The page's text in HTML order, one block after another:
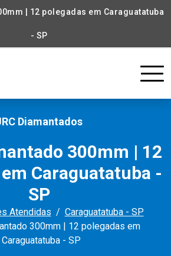
| 12 polegadas em Caraguatatuba
- SP
Diamantados
300mm | 12
Caraguatatuba -
SP
Atendidas
Caraguatatuba - SP
300mm | 12 polegadas em
Caraguatatuba - SP